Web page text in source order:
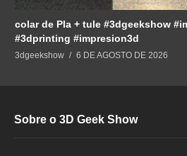
colar de Pla + tule #3dgeekshow
#3dprinting #impresion3d
3dgeekshow 6 DE AGOSTO DE 2026
Sobre o 3D Geek Show